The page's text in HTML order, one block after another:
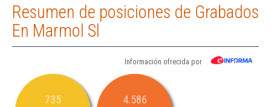
Resumen de posiciones de Grabados
En Marmol Sl
Información ofrecida por
735 4.586